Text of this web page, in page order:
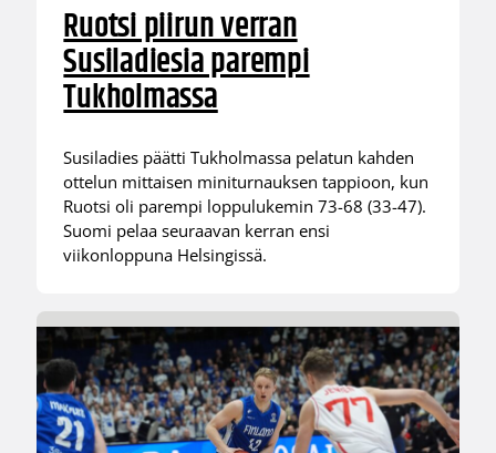
Ruotsi piirun verran
Susiladiesia parempi
Tukholmassa
Susiladies päätti Tukholmassa pelatun kahden
ottelun mittaisen miniturnauksen tappioon, kun
Ruotsi oli parempi loppulukemin 73-68 (33-47).
Suomi pelaa seuraavan kerran ensi
viikonloppuna Helsingissä.